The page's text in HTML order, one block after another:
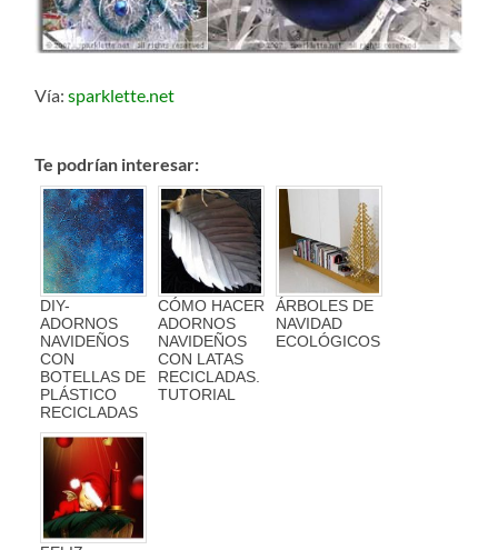
Vía:sparklette.net
Te podrían interesar:
DIY-
ADORNOS
NAVIDEÑOS
CON
BOTELLAS DE
PLÁSTICO
RECICLADAS
CÓMO HACER
ADORNOS
NAVIDEÑOS
CON LATAS
RECICLADAS.
TUTORIAL
ÁRBOLES DE
NAVIDAD
ECOLÓGICOS